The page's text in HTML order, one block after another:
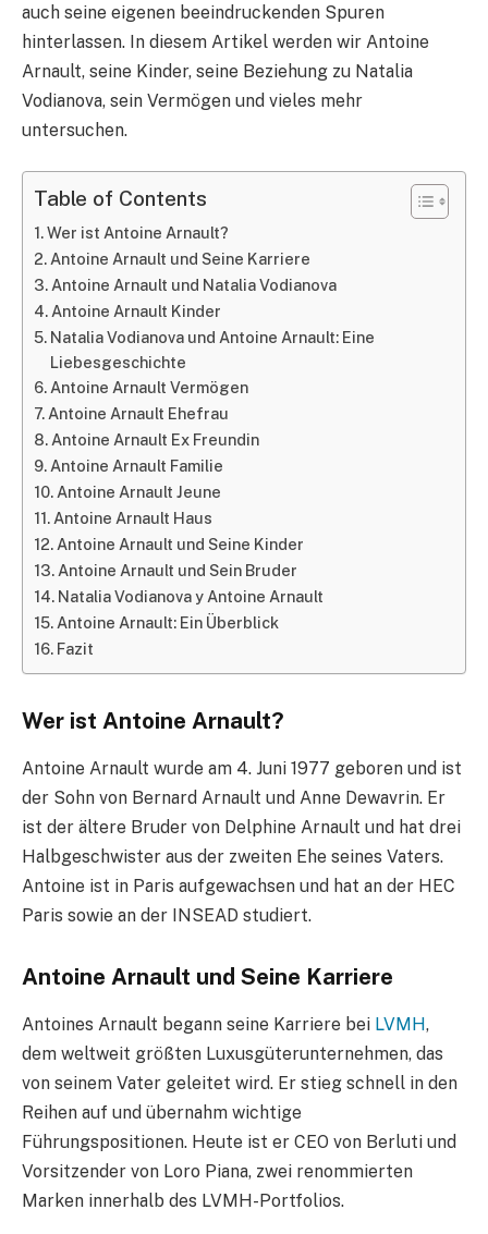
auch seine eigenen beeindruckenden Spuren
hinterlassen. In diesem Artikel werden wir Antoine
Arnault, seine Kinder, seine Beziehung zu Natalia
Vodianova, sein Vermögen und vieles mehr
untersuchen.
Table of Contents
Wer ist Antoine Arnault?
Antoine Arnault und Seine Karriere
Antoine Arnault und Natalia Vodianova
Antoine Arnault Kinder
Natalia Vodianova und Antoine Arnault: Eine
Liebesgeschichte
Antoine Arnault Vermögen
Antoine Arnault Ehefrau
Antoine Arnault Ex Freundin
Antoine Arnault Familie
Antoine Arnault Jeune
Antoine Arnault Haus
Antoine Arnault und Seine Kinder
Antoine Arnault und Sein Bruder
Natalia Vodianova y Antoine Arnault
Antoine Arnault: Ein Überblick
Fazit
Wer ist Antoine Arnault?
Antoine Arnault wurde am 4. Juni 1977 geboren und ist
der Sohn von Bernard Arnault und Anne Dewavrin. Er
ist der ältere Bruder von Delphine Arnault und hat drei
Halbgeschwister aus der zweiten Ehe seines Vaters.
Antoine ist in Paris aufgewachsen und hat an der HEC
Paris sowie an der INSEAD studiert.
Antoine Arnault und Seine Karriere
Antoines Arnault begann seine Karriere bei LVMH,
dem weltweit größten Luxusgüterunternehmen, das
von seinem Vater geleitet wird. Er stieg schnell in den
Reihen auf und übernahm wichtige
Führungspositionen. Heute ist er CEO von Berluti und
Vorsitzender von Loro Piana, zwei renommierten
Marken innerhalb des LVMH-Portfolios.